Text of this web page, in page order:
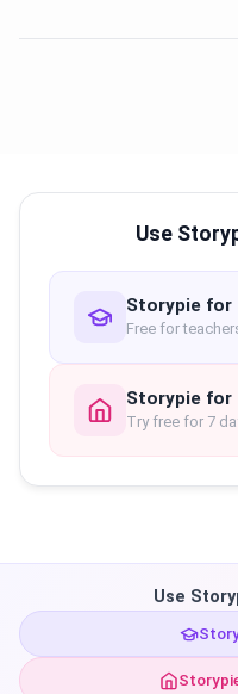
Use
Storypie for
Free for
Storypie for
Try free for 7
Use